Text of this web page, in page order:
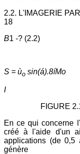
2.2. L'IMAGERIE
18
B1 -? (2.2)
S = ùo sin(á).8íMo
I
FIGURE
En ce qui concerne
créé à l'aide d'un
applications (de 0,5
génère